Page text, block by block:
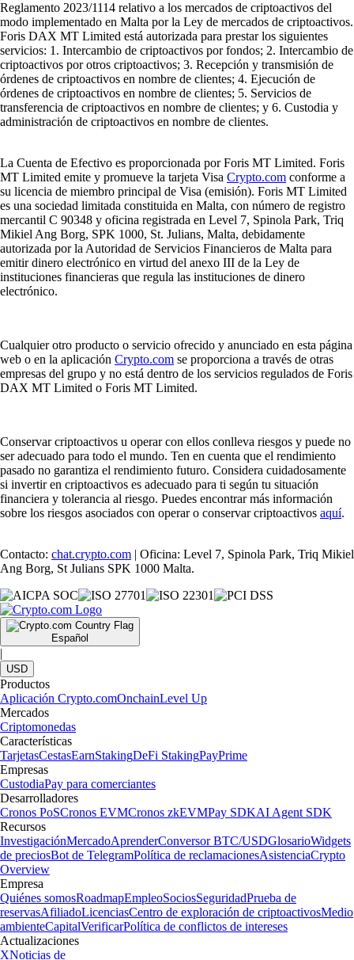
Reglamento 2023/1114 relativo a los mercados de criptoactivos del
modo implementado en Malta por la Ley de mercados de criptoactivos.
Foris DAX MT Limited está autorizada para prestar los siguientes
servicios: 1. Intercambio de criptoactivos por fondos; 2. Intercambio de
criptoactivos por otros criptoactivos; 3. Recepción y transmisión de
órdenes de criptoactivos en nombre de clientes; 4. Ejecución de
órdenes de criptoactivos en nombre de clientes; 5. Servicios de
transferencia de criptoactivos en nombre de clientes; y 6. Custodia y
administración de criptoactivos en nombre de clientes.
La Cuenta de Efectivo es proporcionada por Foris MT Limited. Foris
MT Limited emite y promueve la tarjeta Visa Crypto.com conforme a
su licencia de miembro principal de Visa (emisión). Foris MT Limited
es una sociedad limitada constituida en Malta, con número de registro
mercantil C 90348 y oficina registrada en Level 7, Spinola Park, Triq
Mikiel Ang Borg, SPK 1000, St. Julians, Malta, debidamente
autorizada por la Autoridad de Servicios Financieros de Malta para
emitir dinero electrónico en virtud del anexo III de la Ley de
instituciones financieras que regula las instituciones de dinero
electrónico.
Cualquier otro producto o servicio ofrecido y anunciado en esta página
web o en la aplicación Crypto.com se proporciona a través de otras
empresas del grupo y no está dentro de los servicios regulados de Foris
DAX MT Limited o Foris MT Limited.
Conservar criptoactivos u operar con ellos conlleva riesgos y puede no
ser adecuado para todo el mundo. Ten en cuenta que el rendimiento
pasado no garantiza el rendimiento futuro. Considera cuidadosamente
si invertir en criptoactivos es adecuado para ti según tu situación
financiera y tolerancia al riesgo. Puedes encontrar más información
sobre los riesgos asociados con operar o conservar criptoactivos aquí.
Contacto: chat.crypto.com | Oficina: Level 7, Spinola Park, Triq Mikiel
Ang Borg, St Julians SPK 1000 Malta.
Español
|
USD
Productos
Aplicación Crypto.comOnchainLevel Up
Mercados
Criptomonedas
Características
TarjetasCestasEarnStakingDeFi StakingPayPrime
Empresas
CustodiaPay para comerciantes
Desarrolladores
Cronos PoSCronos EVMCronos zkEVMPay SDKAI Agent SDK
Recursos
InvestigaciónMercadoAprenderConversor BTC/USDGlosarioWidgets
de preciosBot de TelegramPolítica de reclamacionesAsistenciaCrypto
Overview
Empresa
Quiénes somosRoadmapEmpleoSociosSeguridadPrueba de
reservasAfiliadoLicenciasCentro de exploración de criptoactivosMedio
ambienteCapitalVerificarPolítica de conflictos de intereses
Actualizaciones
XNoticias de